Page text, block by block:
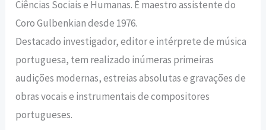
Ciências Sociais e Humanas. É maestro assistente do
Coro Gulbenkian desde 1976.
Destacado investigador, editor e intérprete de música
portuguesa, tem realizado inúmeras primeiras
audições modernas, estreias absolutas e gravações de
obras vocais e instrumentais de compositores
portugueses.